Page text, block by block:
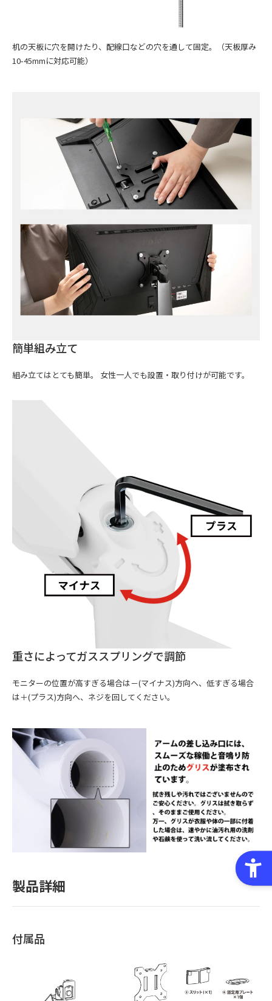
机の天板に穴を開けたり、配線口などの穴を通して固定。（天板厚み
10-45mmに対応可能）
簡単組み立て
組み立てはとても簡単。 女性一人でも設置・取り付けが可能です。
重さによってガススプリングで調節
モニターの位置が高すぎる場合は－(マイナス)方向へ、低すぎる場合
は＋(プラス)方向へ、ネジを回してください。
製品詳細
付属品